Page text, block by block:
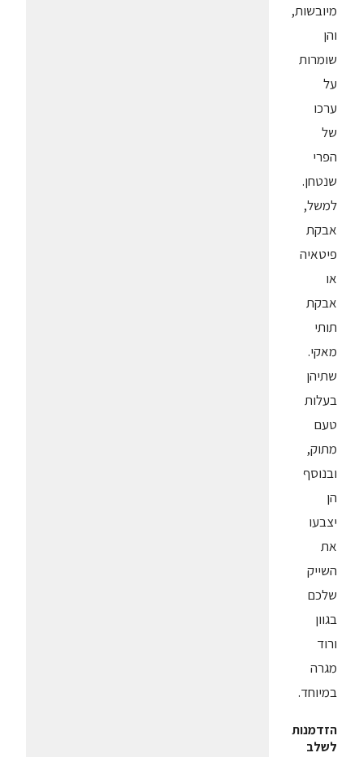
מיובשות,
והן
שומרות
על
ערכו
של
הפרי
שנטחן.
למשל,
אבקת
פיטאיה
או
אבקת
תותי
מאקי.
שתיהן
בעלות
טעם
מתוק,
ובנוסף
הן
יצבעו
את
השייק
שלכם
בגוון
ורוד
מגרה
במיוחד.
הזדמנות
לשלב